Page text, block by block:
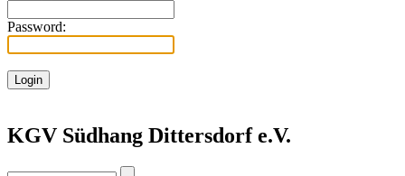
Password:
KGV Südhang Dittersdorf e.V.